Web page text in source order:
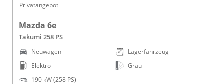
Privatangebot
Mazda 6e
Takumi 258 PS
Neuwagen
Elektro
190 kW (258 PS)
Lagerfahrzeug
Grau